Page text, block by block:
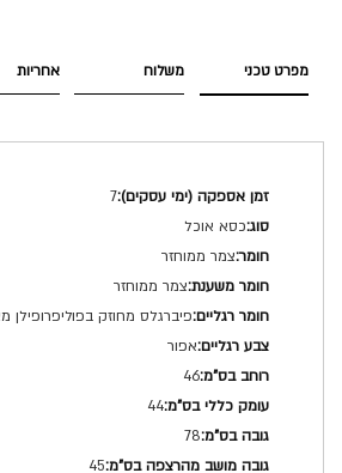
מפרט טכני
מפרט
טכני
7
כסא אוכל
צמר ממוחזר
צמר ממוחזר
פיברגלס מחוזק
אפור
46
44
78
45
משלוח אחריות